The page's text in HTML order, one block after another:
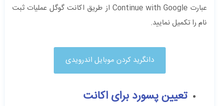
عبارت Continue with Google از طریق اکانت گوگل عملیات ثبت
نام را تکمیل نمایید.
دانگرید کردن موبایل اندرویدی
تعیین پسورد برای اکانت